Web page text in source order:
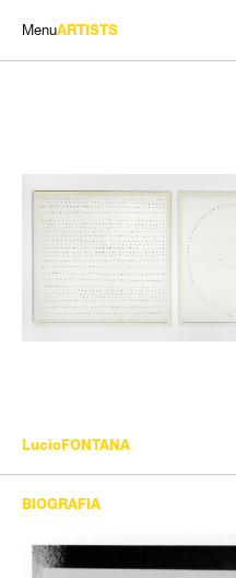
LucioFONTANA
BIOGRAFIA
MenuARTISTS
GIÓMARCONI
/IT